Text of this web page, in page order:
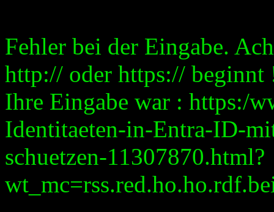
Fehler bei der Eingabe.
http:// oder https:// beginnt
Ihre Eingabe war : https:/
Identitaeten-in-Entra-ID-
schuetzen-11307870.html?